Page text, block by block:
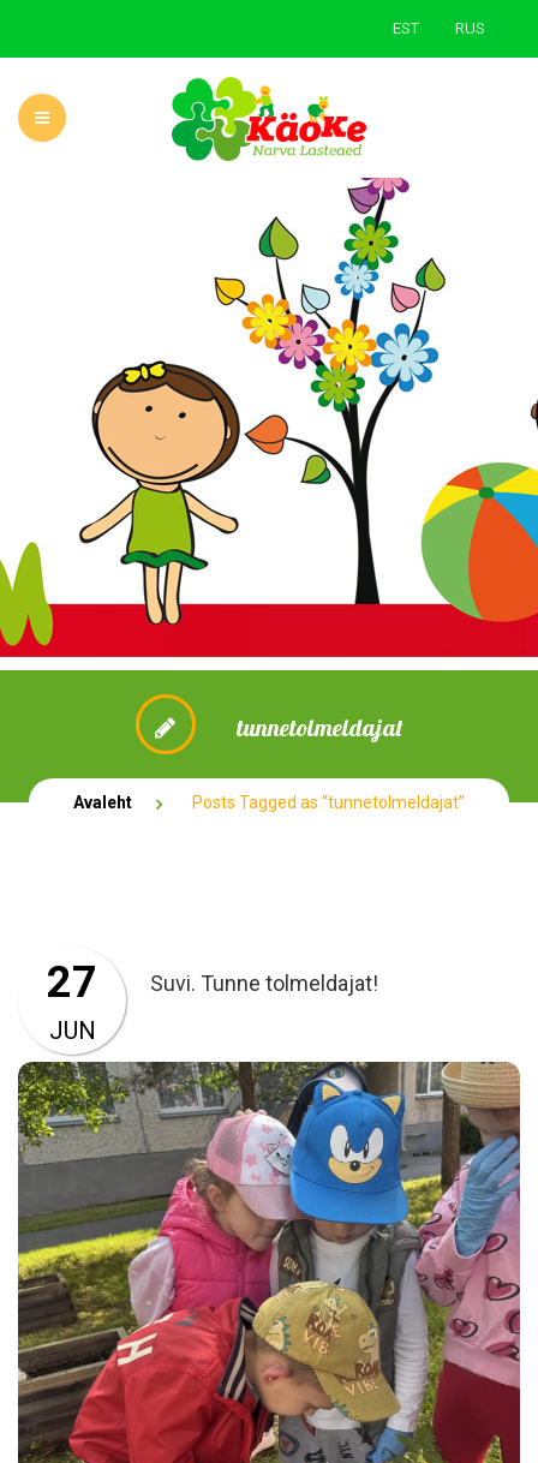
EST RUS
LASTEAIAST UUDISED
ÕPPE- JA KASVATUSTÖÖ LAPSEVANEMALE
ROHELINE KOOL KONTAKT
tunnetolmeldajat
Avaleht Posts Tagged as “tunnetolmeldajat”
Suvi. Tunne tolmeldajat!
27
JUN